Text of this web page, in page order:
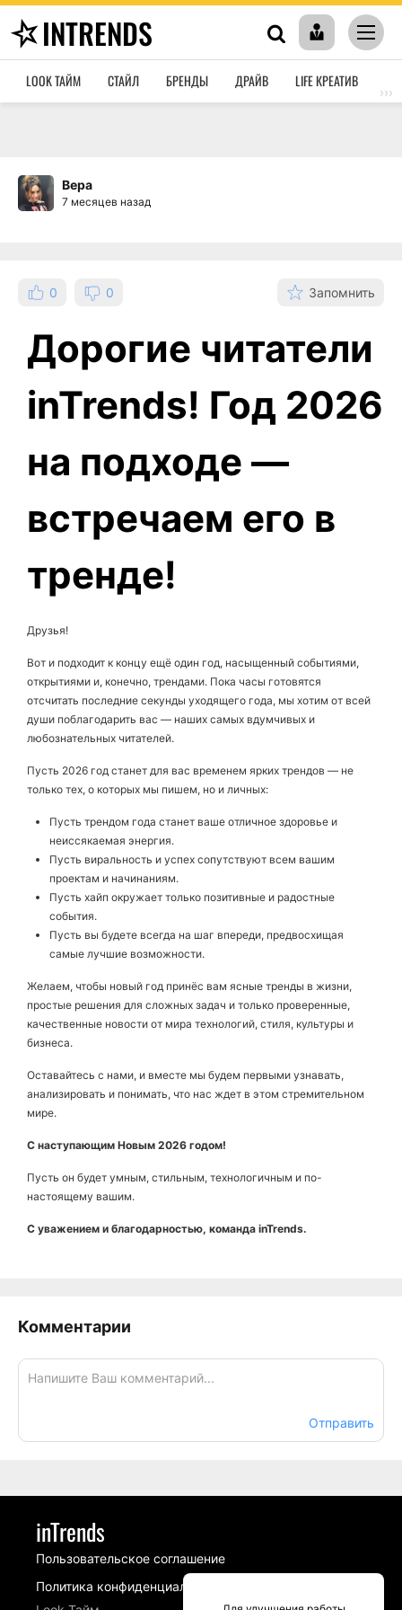
INTRENDS
LOOK ТАЙМ СТАЙЛ БРЕНДЫ ДРАЙВ LIFE КРЕАТИВ
›››
Вера
7 месяцев назад
0 0 Запомнить
Дорогие читатели
inTrends! Год 2026
на подходе —
встречаем его в
тренде!
Друзья!
Вот и подходит к концу ещё один год, насыщенный событиями,
открытиями и, конечно, трендами. Пока часы готовятся
отсчитать последние секунды уходящего года, мы хотим от всей
души поблагодарить вас — наших самых вдумчивых и
любознательных читателей.
Пусть 2026 год станет для вас временем ярких трендов — не
только тех, о которых мы пишем, но и личных:
Пусть трендом года станет ваше отличное здоровье и
неиссякаемая энергия.
Пусть виральность и успех сопутствуют всем вашим
проектам и начинаниям.
Пусть хайп окружает только позитивные и радостные
события.
Пусть вы будете всегда на шаг впереди, предвосхищая
самые лучшие возможности.
Желаем, чтобы новый год принёс вам ясные тренды в жизни,
простые решения для сложных задач и только проверенные,
качественные новости от мира технологий, стиля, культуры и
бизнеса.
Оставайтесь с нами, и вместе мы будем первыми узнавать,
анализировать и понимать, что нас ждет в этом стремительном
мире.
С наступающим Новым 2026 годом!
Пусть он будет умным, стильным, технологичным и по-
настоящему вашим.
С уважением и благодарностью, команда inTrends.
Комментарии
Отправить
inTrends
Пользовательское соглашение
Политика конфиденциальности